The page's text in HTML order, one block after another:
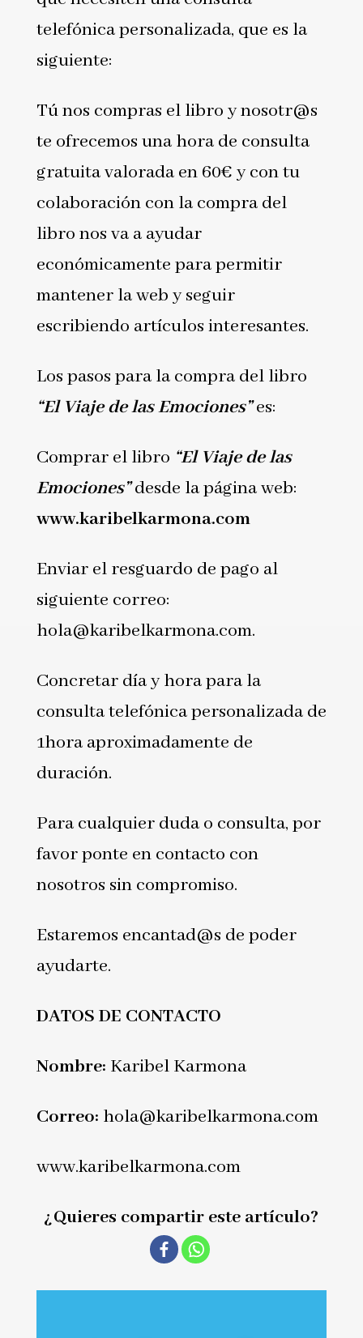
telefónica personalizada, que es la
siguiente:
Tú nos compras el libro y nosotr@s
te ofrecemos una hora de consulta
gratuita valorada en 60€ y con tu
colaboración con la compra del
libro nos va a ayudar
económicamente para permitir
mantener la web y seguir
escribiendo artículos interesantes.
Los pasos para la compra del libro
“El Viaje de las Emociones”es:
Comprar el libro “El Viaje de las
Emociones”desde la página web:
www.karibelkarmona.com
Enviar el resguardo de pago al
siguiente correo:
hola@karibelkarmona.com.
Concretar día y hora para la
consulta telefónica personalizada de
1hora aproximadamente de
duración.
Para cualquier duda o consulta, por
favor ponte en contacto con
nosotros sin compromiso.
Estaremos encantad@s de poder
ayudarte.
DATOS DE CONTACTO
Nombre: Karibel Karmona
Correo: hola@karibelkarmona.com
www.karibelkarmona.com
¿Quieres compartir este artículo?